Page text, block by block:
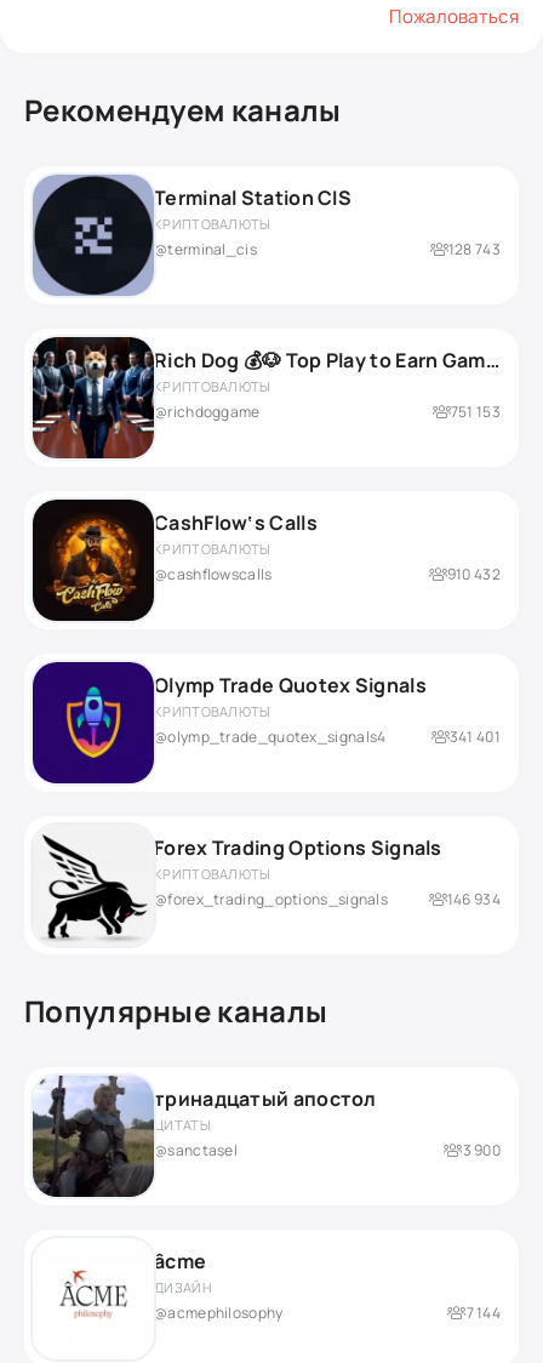
Пожаловаться
Рекомендуем каналы
Terminal Station CIS
КРИПТОВАЛЮТЫ
@terminal_cis 128 743
Rich Dog 💰🐶 Top Play to Earn Game on TON
КРИПТОВАЛЮТЫ
@richdoggame 751 153
CashFlow‘s Calls
КРИПТОВАЛЮТЫ
@cashflowscalls 910 432
Olymp Trade Quotex Signals
КРИПТОВАЛЮТЫ
@olymp_trade_quotex_signals4 341 401
Forex Trading Options Signals
КРИПТОВАЛЮТЫ
@forex_trading_options_signals 146 934
Популярные каналы
тринадцатый апостол
ЦИТАТЫ
@sanctasel 3 900
âcme
ДИЗАЙН
@acmephilosophy 7 144